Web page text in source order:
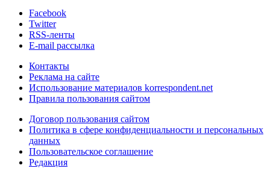
Facebook
Twitter
RSS-ленты
E-mail рассылка
Контакты
Реклама на сайте
Использование материалов korrespondent.net
Правила пользования сайтом
Договор пользования сайтом
Политика в сфере конфиденциальности и персональных
данных
Пользовательское соглашение
Редакция